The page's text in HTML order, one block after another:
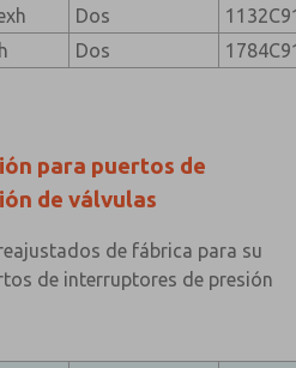
Dos
Dos
para puertos de
de válvulas
de fábrica para su
de interruptores de presión